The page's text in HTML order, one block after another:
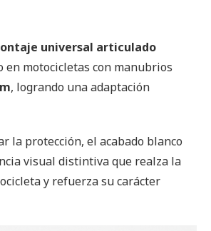
universal articulado
motocicletas con manubrios
, logrando una adaptación
la protección, el acabado blanco
visual distintiva que realza la
y refuerza su carácter